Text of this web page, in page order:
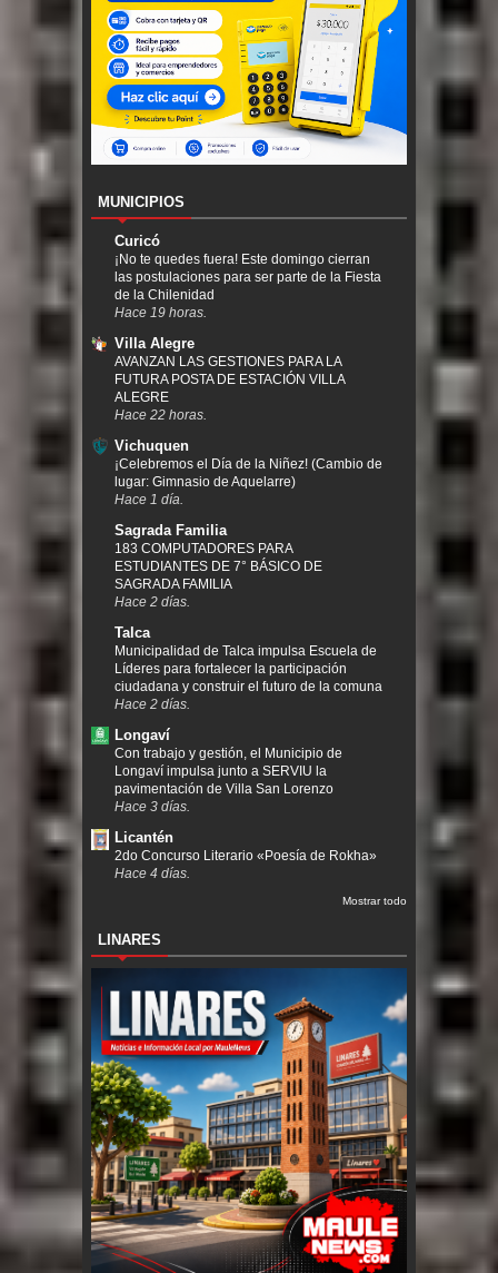
MUNICIPIOS
Curicó
¡No te quedes fuera! Este domingo cierran
las postulaciones para ser parte de la Fiesta
de la Chilenidad
Hace 19 horas.
Villa Alegre
AVANZAN LAS GESTIONES PARA LA
FUTURA POSTA DE ESTACIÓN VILLA
ALEGRE
Hace 22 horas.
Vichuquen
¡Celebremos el Día de la Niñez! (Cambio de
lugar: Gimnasio de Aquelarre)
Hace 1 día.
Sagrada Familia
183 COMPUTADORES PARA
ESTUDIANTES DE 7° BÁSICO DE
SAGRADA FAMILIA
Hace 2 días.
Talca
Municipalidad de Talca impulsa Escuela de
Líderes para fortalecer la participación
ciudadana y construir el futuro de la comuna
Hace 2 días.
Longaví
Con trabajo y gestión, el Municipio de
Longaví impulsa junto a SERVIU la
pavimentación de Villa San Lorenzo
Hace 3 días.
Licantén
2do Concurso Literario «Poesía de Rokha»
Hace 4 días.
Mostrar todo
LINARES